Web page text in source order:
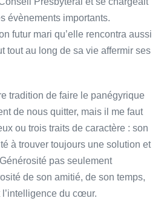
évènements importants.
futur mari qu’elle rencontra aussi
tout au long de sa vie affermir ses
tradition de faire le panégyrique
de nous quitter, mais il me faut
ou trois traits de caractère : son
à trouver toujours une solution et
pas seulement
de son amitié, de son temps,
du cœur.